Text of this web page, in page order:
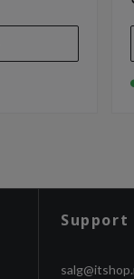
Support